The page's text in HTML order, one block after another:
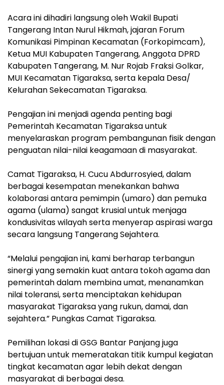
‎Acara ini dihadiri langsung oleh Wakil Bupati
Tangerang Intan Nurul Hikmah, jajaran Forum
Komunikasi Pimpinan Kecamatan (Forkopimcam),
Ketua MUI Kabupaten Tangerang, Anggota DPRD
Kabupaten Tangerang, M. Nur Rojab Fraksi Golkar,
MUI Kecamatan Tigaraksa, serta kepala Desa/
Kelurahan Sekecamatan Tigaraksa.
‎Pengajian ini menjadi agenda penting bagi
Pemerintah Kecamatan Tigaraksa untuk
menyelaraskan program pembangunan fisik dengan
penguatan nilai-nilai keagamaan di masyarakat.
‎Camat Tigaraksa, H. Cucu Abdurrosyied, dalam
berbagai kesempatan menekankan bahwa
kolaborasi antara pemimpin (umaro) dan pemuka
agama (ulama) sangat krusial untuk menjaga
kondusivitas wilayah serta menyerap aspirasi warga
secara langsung Tangerang Sejahtera.
‎“Melalui pengajian ini, kami berharap terbangun
sinergi yang semakin kuat antara tokoh agama dan
pemerintah dalam membina umat, menanamkan
nilai toleransi, serta menciptakan kehidupan
masyarakat Tigaraksa yang rukun, damai, dan
sejahtera.” Pungkas Camat Tigaraksa.
‎Pemilihan lokasi di GSG Bantar Panjang juga
bertujuan untuk memeratakan titik kumpul kegiatan
tingkat kecamatan agar lebih dekat dengan
masyarakat di berbagai desa.